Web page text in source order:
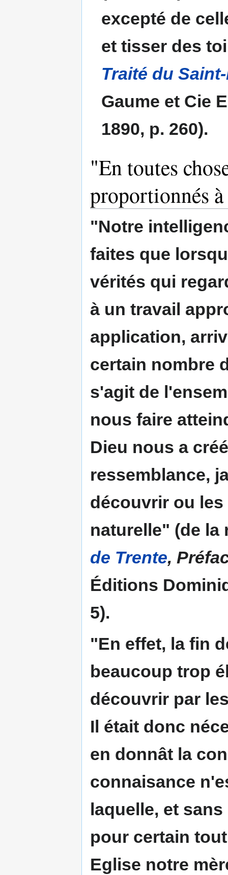
excepté de
et tisser des
Traité du
Gaume et Cie
1890, p. 260).
"En toutes
proportionnés
"Notre
faites que
vérités qui
à un travail
application,
certain nombre
s'agit de
nous faire
Dieu nous a
ressemblance,
découvrir ou
naturelle" (de la
de Trente,
Éditions
5).
"En effet, la fin
beaucoup trop
découvrir par
Il était donc
en donnât la
connaisance
laquelle, et
pour certain
Eglise notre